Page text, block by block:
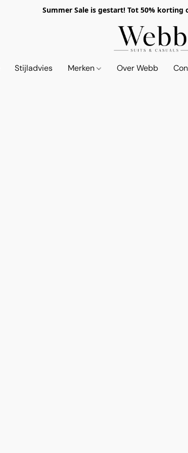
Summer Sale is gestart! Tot 50% korting
Stijladvies Merken Over Webb